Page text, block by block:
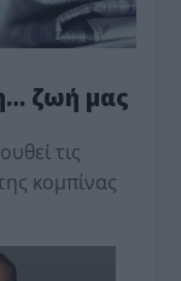
ζωή μας
τις
κο­μπίνας